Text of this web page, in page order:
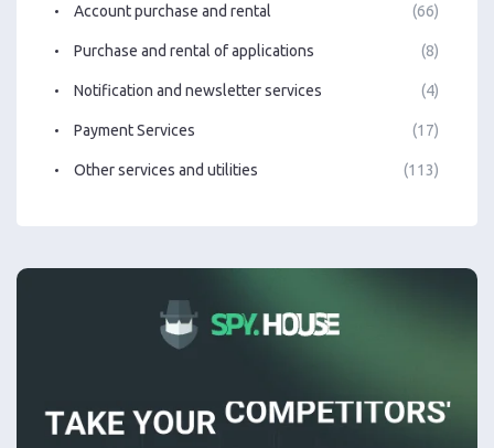
Account purchase and rental (66)
Purchase and rental of applications (8)
Notification and newsletter services (4)
Payment Services (17)
Other services and utilities (113)